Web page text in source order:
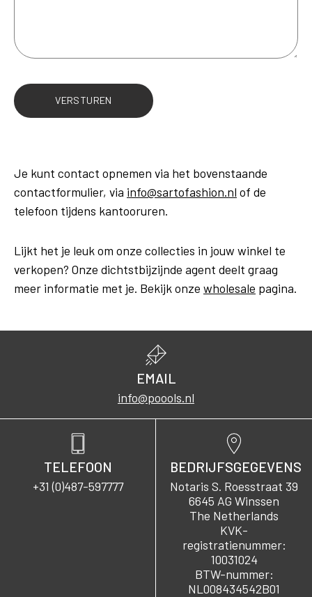
VERSTUREN
Je kunt contact opnemen via het bovenstaande
contactformulier, via info@sartofashion.nl of de
telefoon tijdens kantooruren.
Lijkt het je leuk om onze collecties in jouw winkel te
verkopen? Onze dichtstbijzijnde agent deelt graag
meer informatie met je. Bekijk onze wholesale pagina.
EMAIL
info@poools.nl
TELEFOON
+31 (0)487-597777
BEDRIJFSGEGEVENS
Notaris S. Roesstraat 39
6645 AG Winssen
The Netherlands
KVK-
registratienummer:
10031024
BTW-nummer:
NL008434542B01